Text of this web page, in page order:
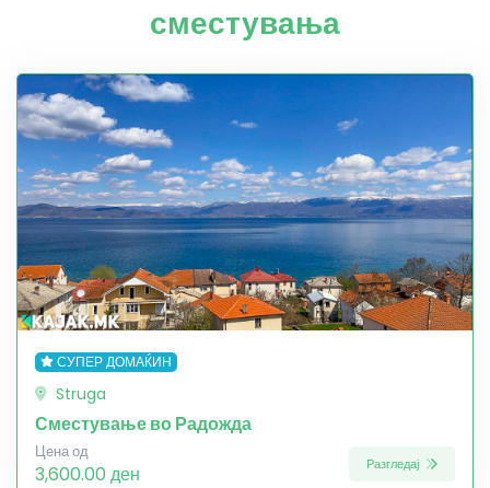
сместувања
СУПЕР ДОМАЌИН
Struga
Сместување во Радожда
Цена од
3,600.00 ден Разгледај